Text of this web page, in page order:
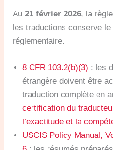
Au21 février 2026, la
les traductions conserve
réglementaire.
8 CFR 103.2(b)(3) : les
étrangère doivent être
traduction complète en
certification du
l’exactitude et la
USCIS Policy Manual,